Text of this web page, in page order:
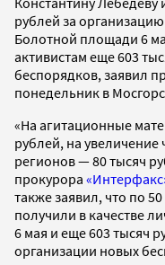
рублей за
Болотной площади 6
активистам еще 603
беспорядков, заявил
понедельник в
«На агитационные
рублей, на увеличение
регионов — 80 тысяч
прокурора
также заявил, что по
получили в качестве
6 мая и еще 603 тысяч
организации новых